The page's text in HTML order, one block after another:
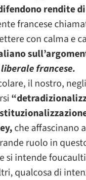
rendite
francese
con calma e
francese.
il nostro,
che affascinano
ruolo in
si intende
qualcosa di